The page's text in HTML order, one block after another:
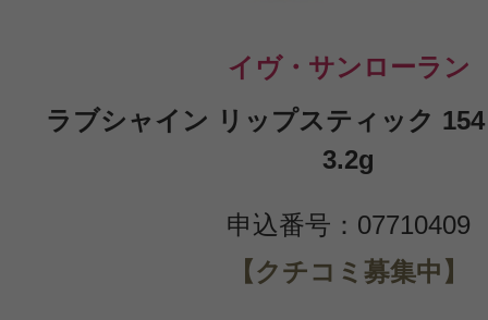
イヴ・サンローラン
ラブシャイン リップスティック
3.2g
申込番号：07710409
【クチコミ募集中】